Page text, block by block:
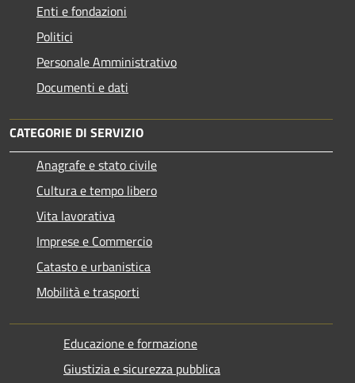
Enti e fondazioni
Politici
Personale Amministrativo
Documenti e dati
CATEGORIE DI SERVIZIO
Anagrafe e stato civile
Cultura e tempo libero
Vita lavorativa
Imprese e Commercio
Catasto e urbanistica
Mobilità e trasporti
Educazione e formazione
Giustizia e sicurezza pubblica